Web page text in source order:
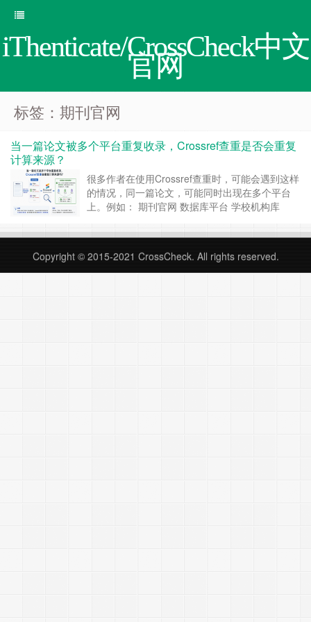
iThenticate/CrossCheck中文
官网
标签：期刊官网
当一篇论文被多个平台重复收录，Crossref查重是否会重复
计算来源？
很多作者在使用Crossref查重时，可能会遇到这样
的情况，同一篇论文，可能同时出现在多个平台
上。例如： 期刊官网 数据库平台 学校机构库
候，很多作者会担心一个问题，如果同一篇文章被
源全部重复计算，从…… 继续阅读 »
Copyright © 2015-2021 CrossCheck. All rights reserved.